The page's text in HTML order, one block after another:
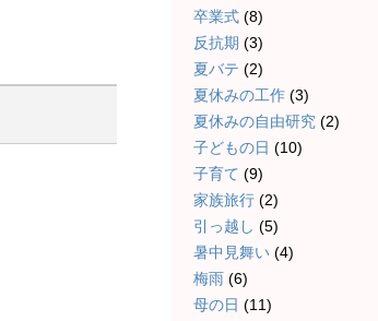
卒業式 (8)
反抗期 (3)
夏バテ (2)
夏休みの工作 (3)
夏休みの自由研究 (2)
子どもの日 (10)
子育て (9)
家族旅行 (2)
引っ越し (5)
暑中見舞い (4)
梅雨 (6)
母の日 (11)